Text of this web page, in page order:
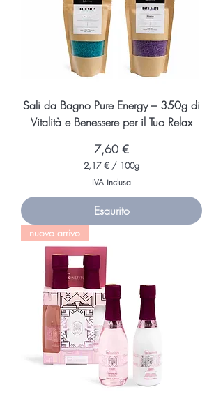
Sali da Bagno Pure Energy – 350g di
Vitalità e Benessere per il Tuo Relax
Prezzo
7,60 €
2,17 € / 100g
,
1
7
0
0
r
a
m
i
IVA inclusa
Esaurito
nuovo arrivo